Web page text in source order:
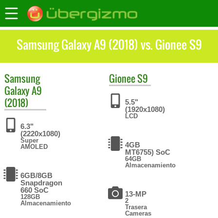
Samsung Galaxy A9 (2018) vs. Gionee S9
Samsung
Galaxy A9
(2018)
6.3"
(2220x1080)
Super
AMOLED
6GB/8GB
Snapdragon
660 SoC
128GB
Almacenamiento
GioneeS9
5.5"
(1920x1080)
LCD
4GB
MT6755) SoC
64GB
Almacenamiento
13-MP
2
Trasera
Cameras